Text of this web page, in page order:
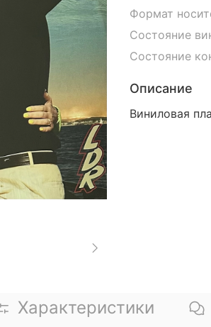
Формат
Состояние
Состояние
Описание
Виниловая
Характеристики